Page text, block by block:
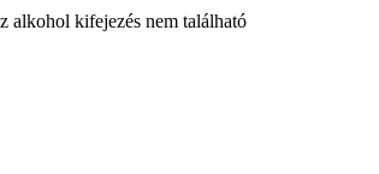
alkohol kifejezés nem található